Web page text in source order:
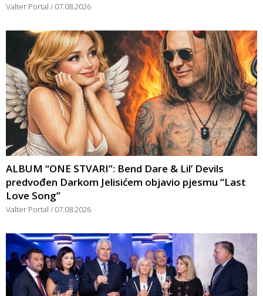
Valter Portal 07.08.2026
ALBUM “ONE STVARI”: Bend Dare & Lil’ Devils
predvođen Darkom Jelisićem objavio pjesmu “Last
Love Song”
Valter Portal 07.08.2026